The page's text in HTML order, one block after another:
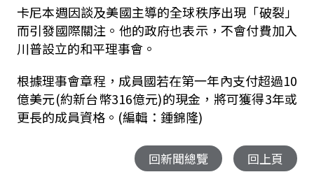
卡尼本週因談及美國主導的全球秩序出現「破裂」
而引發國際關注。他的政府也表示，不會付費加入
川普設立的和平理事會。
根據理事會章程，成員國若在第一年內支付超過10
億美元(約新台幣316億元)的現金，將可獲得3年或
更長的成員資格。(編輯：鍾錦隆)
回新聞總覽 回上頁